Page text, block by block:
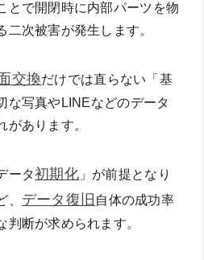
とで開閉時に内部パーツを物
次被害が発生します。
交換だけでは直らない「基
な写真やLINEなどのデータ
があります。
ータ初期化」が前提となり
、 データ復旧 自体の成功率
判断が求められます。